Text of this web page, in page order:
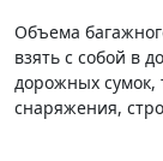
Объема
взять с собой в
дорожных сумок,
снаряжения,